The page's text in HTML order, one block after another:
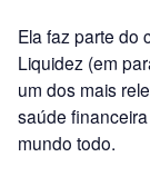
Ela faz parte do
Liquidez (em
um dos mais
saúde
mundo todo.